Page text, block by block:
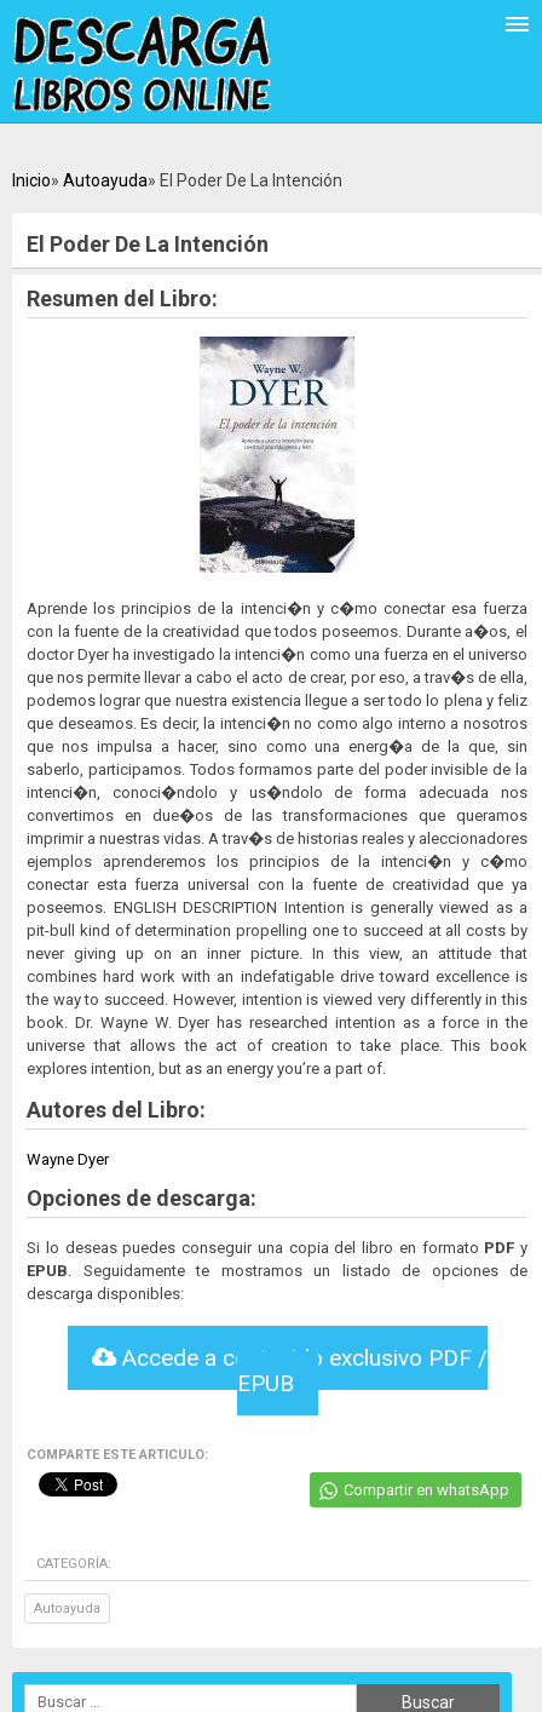
Inicio Autoayuda El Poder De La Intención
El Poder De La Intención
Resumen del Libro:
Aprende los principios de la intenci�n y c�mo conectar esa fuerza
con la fuente de la creatividad que todos poseemos. Durante a�os, el
doctor Dyer ha investigado la intenci�n como una fuerza en el universo
que nos permite llevar a cabo el acto de crear, por eso, a trav�s de ella,
podemos lograr que nuestra existencia llegue a ser todo lo plena y feliz
que deseamos. Es decir, la intenci�n no como algo interno a nosotros
que nos impulsa a hacer, sino como una energ�a de la que, sin
saberlo, participamos. Todos formamos parte del poder invisible de la
intenci�n, conoci�ndolo y us�ndolo de forma adecuada nos
convertimos en due�os de las transformaciones que queramos
imprimir a nuestras vidas. A trav�s de historias reales y aleccionadores
ejemplos aprenderemos los principios de la intenci�n y c�mo
conectar esta fuerza universal con la fuente de creatividad que ya
poseemos. ENGLISH DESCRIPTION Intention is generally viewed as a
pit-bull kind of determination propelling one to succeed at all costs by
never giving up on an inner picture. In this view, an attitude that
combines hard work with an indefatigable drive toward excellence is
the way to succeed. However, intention is viewed very differently in this
book. Dr. Wayne W. Dyer has researched intention as a force in the
universe that allows the act of creation to take place. This book
explores intention, but as an energy you’re a part of.
Autores del Libro:
Wayne Dyer
Opciones de descarga:
Si lo deseas puedes conseguir una copia del libro en formato PDF y
EPUB . Seguidamente te mostramos un listado de opciones de
descarga disponibles:
Accede a contenido exclusivo PDF /
EPUB
COMPARTE ESTE ARTICULO:
Compartir en whatsApp
CATEGORÍA:
Autoayuda